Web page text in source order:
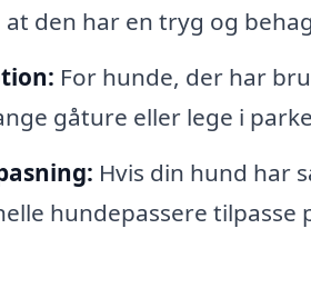
den har en tryg og
For hunde, der har
gåture eller lege i
Hvis din hund har
hundepassere